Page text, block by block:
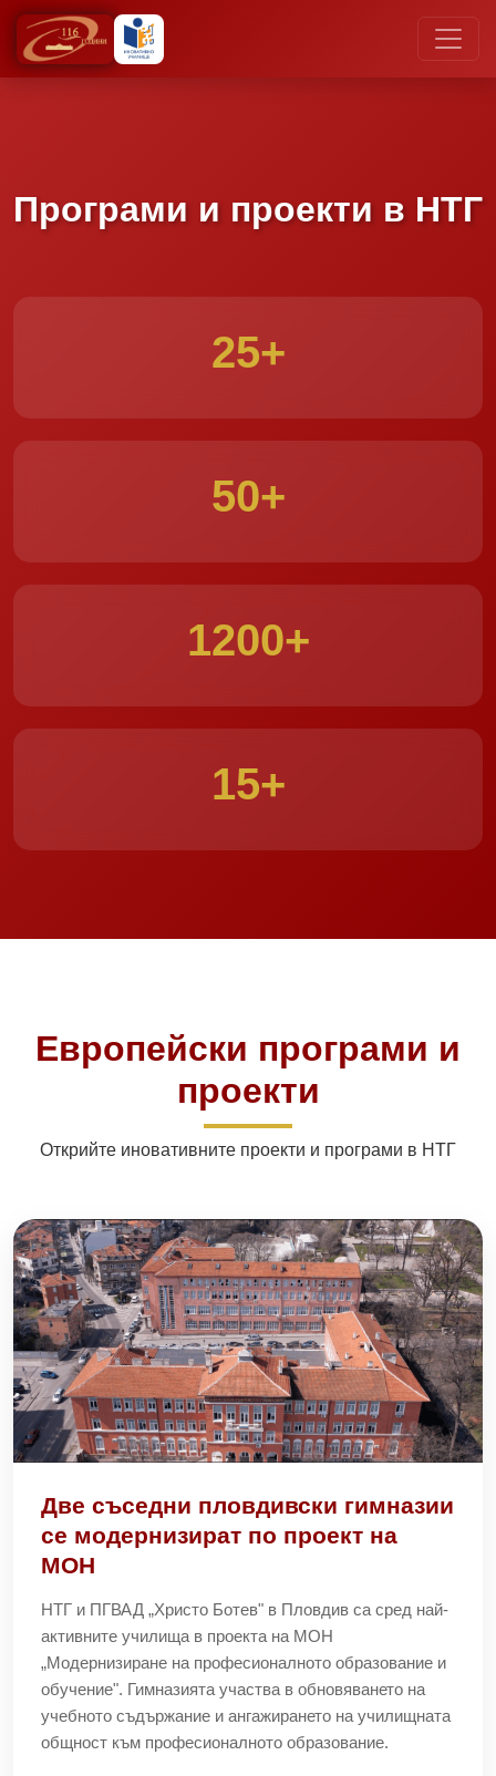
Програми и проекти в НТГ
25+
50+
1200+
15+
Европейски програми и
проекти
Открийте иновативните проекти и програми в НТГ
Две съседни пловдивски гимназии
се модернизират по проект на
МОН
НТГ и ПГВАД „Христо Ботев" в Пловдив са сред най-
активните училища в проекта на МОН
„Модернизиране на професионалното образование и
обучение". Гимназията участва в обновяването на
учебното съдържание и ангажирането на училищната
общност към професионалното образование.